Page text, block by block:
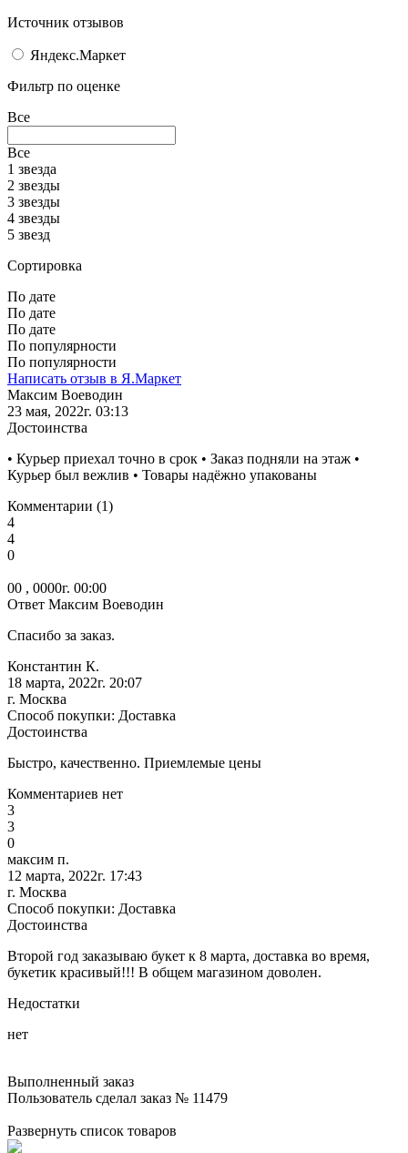
Источник отзывов
Яндекс.Маркет
Фильтр по оценке
Все
Все
1 звезда
2 звезды
3 звезды
4 звезды
5 звезд
Сортировка
По дате
По дате
По дате
По популярности
По популярности
Написать отзыв в Я.Маркет
Максим Воеводин
23 мая, 2022г. 03:13
Достоинства
• Курьер приехал точно в срок • Заказ подняли на этаж •
Курьер был вежлив • Товары надёжно упакованы
Комментарии (1)
4
4
0
00 , 0000г. 00:00
Ответ Максим Воеводин
Спасибо за заказ.
Константин К.
18 марта, 2022г. 20:07
г. Москва
Способ покупки: Доставка
Достоинства
Быстро, качественно. Приемлемые цены
Комментариев нет
3
3
0
максим п.
12 марта, 2022г. 17:43
г. Москва
Способ покупки: Доставка
Достоинства
Второй год заказываю букет к 8 марта, доставка во время,
букетик красивый!!! В общем магазином доволен.
Недостатки
нет
Выполненный заказ
Пользователь сделал заказ № 11479
Развернуть список товаров